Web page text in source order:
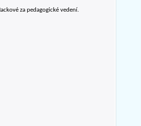
za pedagogické vedení.